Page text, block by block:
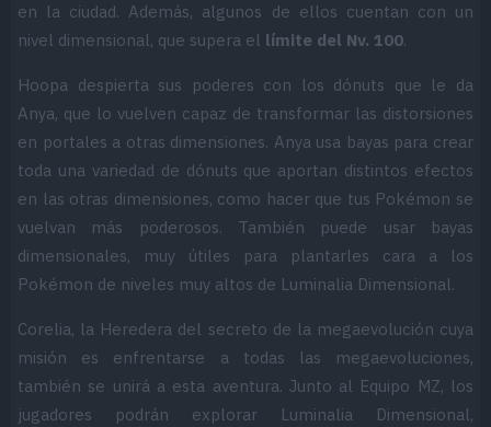
en la ciudad. Además, algunos de ellos cuentan con un
nivel dimensional, que supera el límite del Nv. 100.
Hoopa despierta sus poderes con los dónuts que le da
Anya, que lo vuelven capaz de transformar las distorsiones
en portales a otras dimensiones. Anya usa bayas para crear
toda una variedad de dónuts que aportan distintos efectos
en las otras dimensiones, como hacer que tus Pokémon se
vuelvan más poderosos. También puede usar bayas
dimensionales, muy útiles para plantarles cara a los
Pokémon de niveles muy altos de Luminalia Dimensional.
Corelia, la Heredera del secreto de la megaevolución cuya
misión es enfrentarse a todas las megaevoluciones,
también se unirá a esta aventura. Junto al Equipo MZ, los
jugadores podrán explorar Luminalia Dimensional,